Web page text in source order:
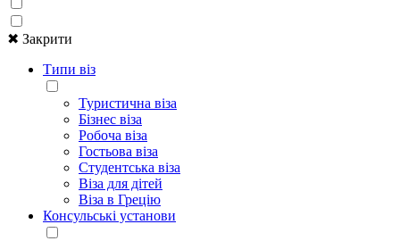
✖ Закрити
Типи віз
Туристична віза
Бізнес віза
Робоча віза
Гостьова віза
Студентська віза
Віза для дітей
Віза в Грецію
Консульські установи